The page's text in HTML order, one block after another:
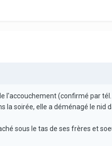
l'accouchement (confirmé par
la soirée, elle a déménagé le
sous le tas de ses frères et